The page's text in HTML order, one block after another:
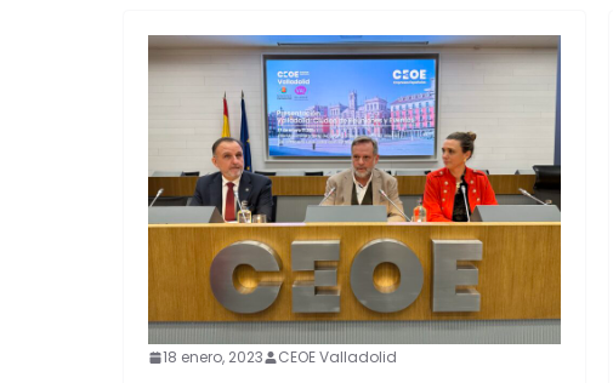
18 enero, 2023 CEOE Valladolid